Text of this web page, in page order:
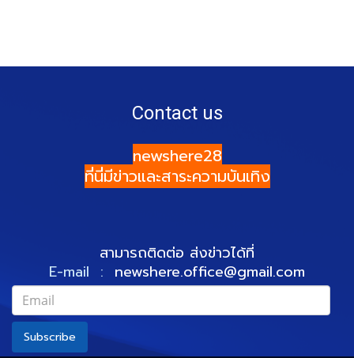
Contact us
newshere28
ที่นี่มีข่าวและสาระความบันเทิง
สามารถติดต่อ ส่งข่าวได้ที่
E-mail : newshere.office@gmail.com
Subscribe